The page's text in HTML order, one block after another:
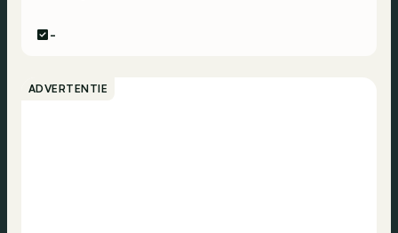
-
ADVERTENTIE